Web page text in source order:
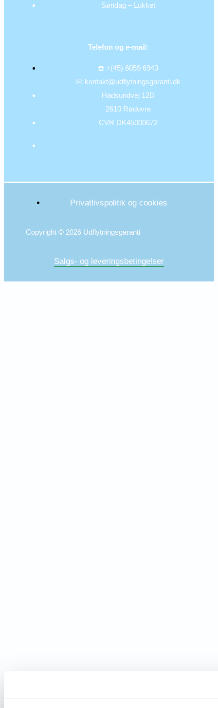
Søndag – Lukket
Telefon og e-mail:
☎️ +(45) 6059 6943
📧 kontakt@udflytningsgaranti.dk
Hadsundvej 12D
2610 Rødovre
CVR DK45000672
Privatlivspolitik og cookies
Copyright © 2026 Udflytningsgaranti
Salgs- og leveringsbetingelser